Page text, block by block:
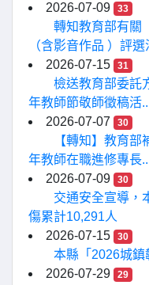
2026-07-09
33
轉知教育部有關
（含影音作品 ）評選
2026-07-15
31
檢送教育部委託
年教師節敬師徵稿活
2026-07-07
30
【轉知】教育
年教師在職進修專長
2026-07-09
30
交通安全宣導，
傷累計10,291人
2026-07-15
30
本縣「2026城鎮
2026-07-29
29